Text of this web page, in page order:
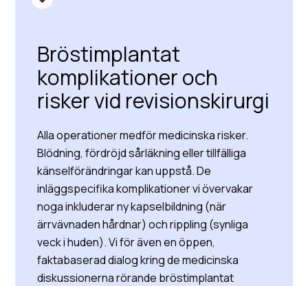
Bröstimplantat
komplikationer och
risker vid revisionskirurgi
Alla operationer medför medicinska risker.
Blödning, fördröjd sårläkning eller tillfälliga
känselförändringar kan uppstå. De
inläggspecifika komplikationer vi övervakar
noga inkluderar ny kapselbildning (när
ärrvävnaden hårdnar) och rippling (synliga
veck i huden). Vi för även en öppen,
faktabaserad dialog kring de medicinska
diskussionerna rörande bröstimplantat